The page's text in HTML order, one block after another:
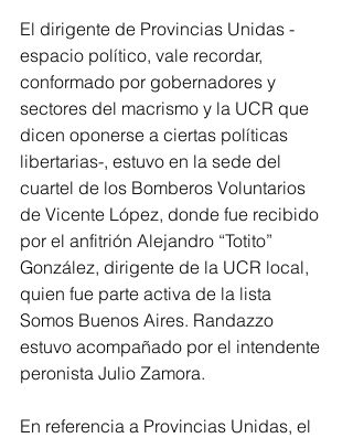
El dirigente de Provincias Unidas -
espacio político, vale recordar,
conformado por gobernadores y
sectores del macrismo y la UCR que
dicen oponerse a ciertas políticas
libertarias-, estuvo en la sede del
cuartel de los Bomberos Voluntarios
de Vicente López, donde fue recibido
por el anfitrión Alejandro “Totito”
González, dirigente de la UCR local,
quien fue parte activa de la lista
Somos Buenos Aires. Randazzo
estuvo acompañado por el intendente
peronista Julio Zamora.
En referencia a Provincias Unidas, el